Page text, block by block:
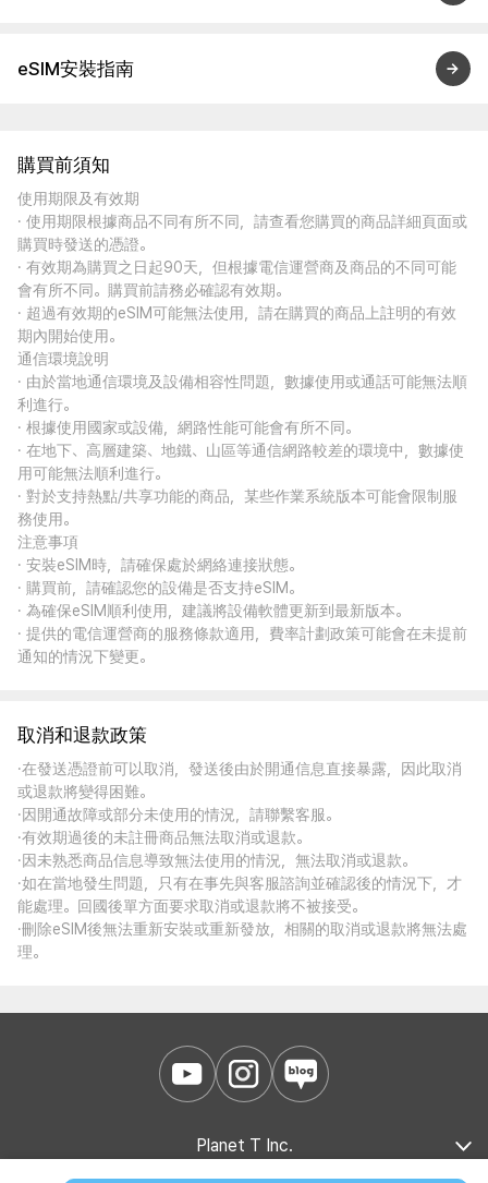
eSIM安裝指南
購買前須知
使用期限及有效期
· 使用期限根據商品不同有所不同，請查看您購買的商品詳細頁面或
購買時發送的憑證。
· 有效期為購買之日起90天，但根據電信運營商及商品的不同可能
會有所不同。購買前請務必確認有效期。
· 超過有效期的eSIM可能無法使用，請在購買的商品上註明的有效
期內開始使用。
通信環境說明
· 由於當地通信環境及設備相容性問題，數據使用或通話可能無法順
利進行。
· 根據使用國家或設備，網路性能可能會有所不同。
· 在地下、高層建築、地鐵、山區等通信網路較差的環境中，數據使
用可能無法順利進行。
· 對於支持熱點/共享功能的商品，某些作業系統版本可能會限制服
務使用。
注意事項
· 安裝eSIM時，請確保處於網絡連接狀態。
· 購買前，請確認您的設備是否支持eSIM。
· 為確保eSIM順利使用，建議將設備軟體更新到最新版本。
· 提供的電信運營商的服務條款適用，費率計劃政策可能會在未提前
通知的情況下變更。
取消和退款政策
·在發送憑證前可以取消，發送後由於開通信息直接暴露，因此取消
或退款將變得困難。
·因開通故障或部分未使用的情況，請聯繫客服。
·有效期過後的未註冊商品無法取消或退款。
·因未熟悉商品信息導致無法使用的情況，無法取消或退款。
·如在當地發生問題，只有在事先與客服諮詢並確認後的情況下，才
能處理。回國後單方面要求取消或退款將不被接受。
·刪除eSIM後無法重新安裝或重新發放，相關的取消或退款將無法處
理。
Planet T Inc.